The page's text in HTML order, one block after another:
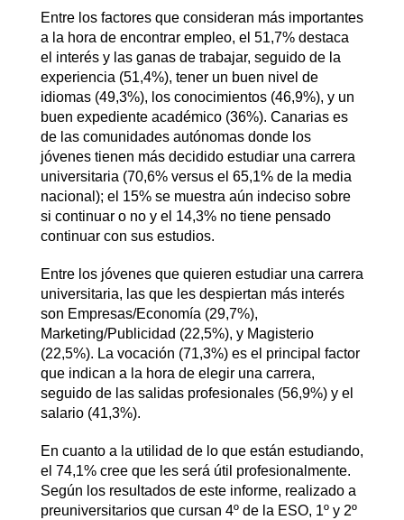
Entre los factores que consideran más importantes
a la hora de encontrar empleo, el 51,7% destaca
el interés y las ganas de trabajar, seguido de la
experiencia (51,4%), tener un buen nivel de
idiomas (49,3%), los conocimientos (46,9%), y un
buen expediente académico (36%). Canarias es
de las comunidades autónomas donde los
jóvenes tienen más decidido estudiar una carrera
universitaria (70,6% versus el 65,1% de la media
nacional); el 15% se muestra aún indeciso sobre
si continuar o no y el 14,3% no tiene pensado
continuar con sus estudios.
Entre los jóvenes que quieren estudiar una carrera
universitaria, las que les despiertan más interés
son Empresas/Economía (29,7%),
Marketing/Publicidad (22,5%), y Magisterio
(22,5%). La vocación (71,3%) es el principal factor
que indican a la hora de elegir una carrera,
seguido de las salidas profesionales (56,9%) y el
salario (41,3%).
En cuanto a la utilidad de lo que están estudiando,
el 74,1% cree que les será útil profesionalmente.
Según los resultados de este informe, realizado a
preuniversitarios que cursan 4º de la ESO, 1º y 2º